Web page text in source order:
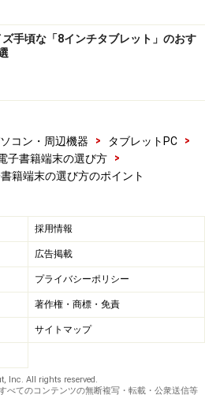
/4 次のページへ
手頃な「8インチタブレット」のおす
コン・周辺機器 > タブレットPC
>
子書籍端末の選び方
>
籍端末の選び方のポイント
採用情報
広告掲載
プライバシーポリシー
著作権・商標・免責
サイトマップ
Inc. All rights reserved.
べてのコンテンツの無断複写・転載・公衆送信等